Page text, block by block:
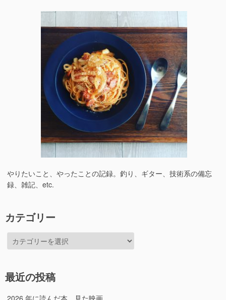
やりたいこと、やったことの記録。釣り、ギター、技術系の備忘
録、雑記、etc.
カテゴリー
テ
ー
最近の投稿
2026 年に読んだ本、見た映画